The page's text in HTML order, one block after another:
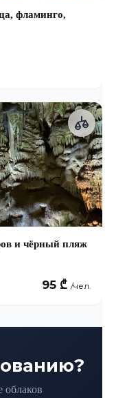
фламинго,
и чёрный пляж
95 ₾ /чел.